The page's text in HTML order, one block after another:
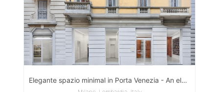
Elegante spazio minimal in Porta Venezia - An elegant, minimalist space in Porta Venezia